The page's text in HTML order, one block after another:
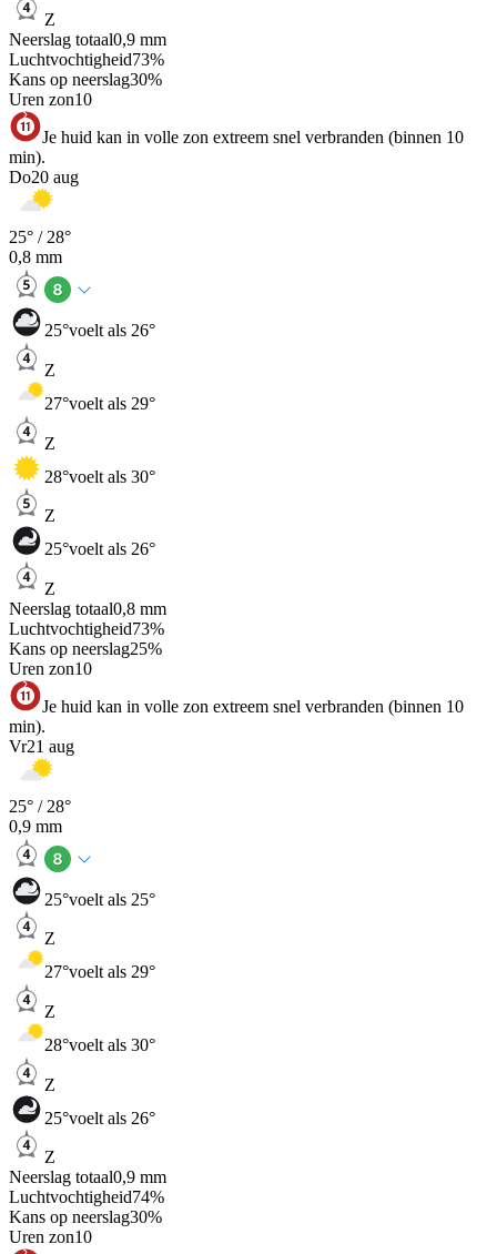
Z
Neerslag totaal0,9 mm
Luchtvochtigheid73%
Kans op neerslag30%
Uren zon10
Je huid kan in volle zon extreem snel verbranden (binnen 10
min).
Do20 aug
25° / 28°
0,8 mm
25°voelt als 26°
Z
27°voelt als 29°
Z
28°voelt als 30°
Z
25°voelt als 26°
Z
Neerslag totaal0,8 mm
Luchtvochtigheid73%
Kans op neerslag25%
Uren zon10
Je huid kan in volle zon extreem snel verbranden (binnen 10
min).
Vr21 aug
25° / 28°
0,9 mm
25°voelt als 25°
Z
27°voelt als 29°
Z
28°voelt als 30°
Z
25°voelt als 26°
Z
Neerslag totaal0,9 mm
Luchtvochtigheid74%
Kans op neerslag30%
Uren zon10